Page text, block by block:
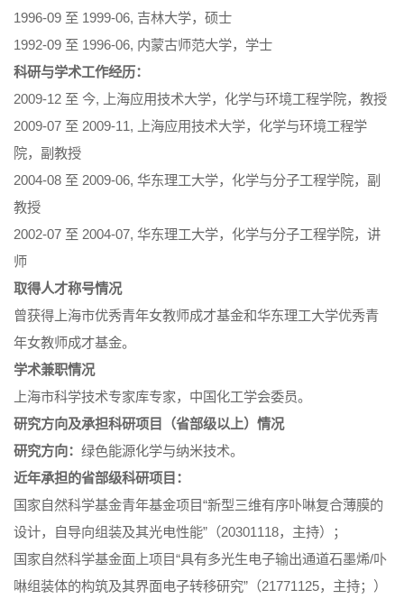
1996-09 至 1999-06, 吉林大学，硕士
1992-09 至 1996-06, 内蒙古师范大学，学士
科研与学术工作经历：
2009-12 至 今, 上海应用技术大学，化学与环境工程学院，教授
2009-07 至 2009-11, 上海应用技术大学，化学与环境工程学
院，副教授
2004-08 至 2009-06, 华东理工大学，化学与分子工程学院，副
教授
2002-07 至 2004-07, 华东理工大学，化学与分子工程学院，讲
师
取得人才称号情况
曾获得上海市优秀青年女教师成才基金和华东理工大学优秀青
年女教师成才基金。
学术兼职情况
上海市科学技术专家库专家，中国化工学会委员。
研究方向及承担科研项目（省部级以上）情况
研究方向： 绿色能源化学与纳米技术。
近年承担的省部级科研项目：
国家自然科学基金青年基金项目“新型三维有序卟啉复合薄膜的
设计，自导向组装及其光电性能”（20301118，主持）；
国家自然科学基金面上项目“具有多光生电子输出通道石墨烯/卟
啉组装体的构筑及其界面电子转移研究”（21771125，主持；）